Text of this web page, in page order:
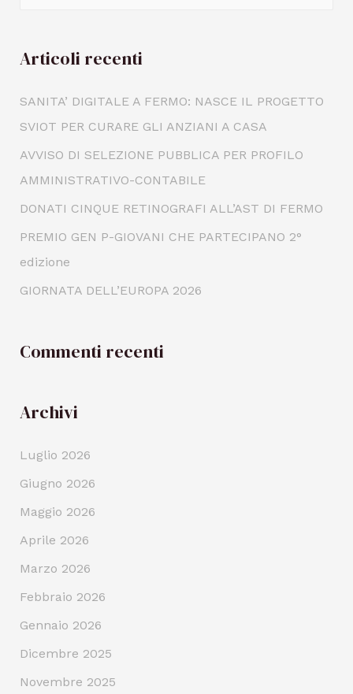
Articoli recenti
SANITA’ DIGITALE A FERMO: NASCE IL PROGETTO
SVIOT PER CURARE GLI ANZIANI A CASA
AVVISO DI SELEZIONE PUBBLICA PER PROFILO
AMMINISTRATIVO-CONTABILE
DONATI CINQUE RETINOGRAFI ALL’AST DI FERMO
PREMIO GEN P-GIOVANI CHE PARTECIPANO 2°
edizione
GIORNATA DELL’EUROPA 2026
Commenti recenti
Archivi
Luglio 2026
Giugno 2026
Maggio 2026
Aprile 2026
Marzo 2026
Febbraio 2026
Gennaio 2026
Dicembre 2025
Novembre 2025